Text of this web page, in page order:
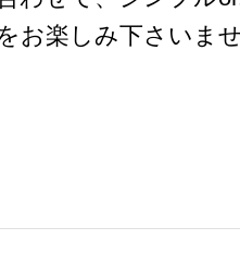
お楽しみ下さいま